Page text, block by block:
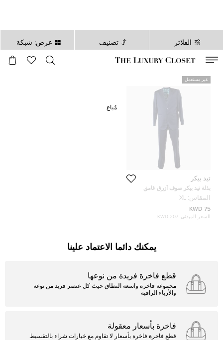
الفلاتر تصنيف عرض: شبكة
ثانية
غير مستعمل
تيد بيكر
بذلة تيد بيكر صوف أزرق غامق
مفصلة مقاس كبير جداً (إكسترا لارج)
44Rالمقاس: XL
75 KWD
السعر المبدئي: 207 KWD
مُباع
يمكنك دائما الاعتماد علينا
قطع فاخرة فريدة من نوعها
مجموعة فاخرة واسعة النطاق حيث كل عنصر فريد من نوعه
والأزياء الراقية
فاخرة بأسعار معقولة
قطع فاخرة فاخرة بأسعار لا تقاوم مع خيارات شراء بالتقسيط